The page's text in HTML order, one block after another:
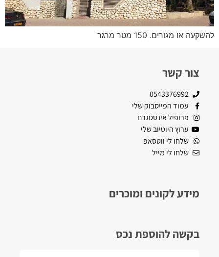
להשקעה או מגורים. 150 מטר מרגר
צור קשר
0543376992
עמוד הפייסבוק שלי
פרופיל אינסטגרם
ערוץ היוטיוב שלי
שלחו לי ווטסאפ
שלחו לי מייל
מידע לקונים ומוכרים
בקשה להוספת נכס